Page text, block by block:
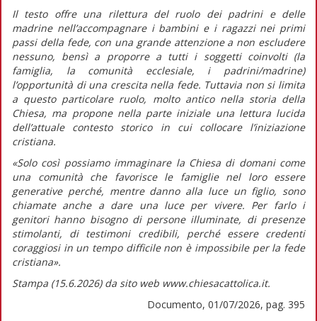
Il testo offre una rilettura del ruolo dei padrini e delle
madrine nell’accompagnare i bambini e i ragazzi nei primi
passi della fede, con una grande attenzione a non escludere
nessuno, bensì a proporre a tutti i soggetti coinvolti (la
famiglia, la comunità ecclesiale, i padrini/madrine)
l’opportunità di una crescita nella fede. Tuttavia non si limita
a questo particolare ruolo, molto antico nella storia della
Chiesa, ma propone nella parte iniziale una lettura lucida
dell’attuale contesto storico in cui collocare l’iniziazione
cristiana.
«Solo così possiamo immaginare la Chiesa di domani come
una comunità che favorisce le famiglie nel loro essere
generative perché, mentre danno alla luceun figlio, sono
chiamate anche adare una luce per vivere. Per farlo i
genitori hanno bisogno di persone illuminate, di presenze
stimolanti, di testimoni credibili, perché essere credenti
coraggiosi in un tempo difficile non è impossibile per la fede
cristiana».
Stampa (15.6.2026) da sito web www.chiesacattolica.it.
Documento, 01/07/2026, pag. 395